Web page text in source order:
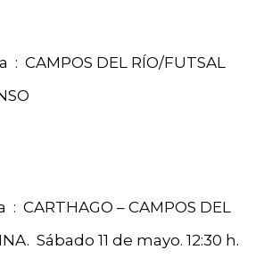
DEL RÍO/FUTSAL
– CAMPOS DEL
Sábado 11 de mayo. 12:30 h.